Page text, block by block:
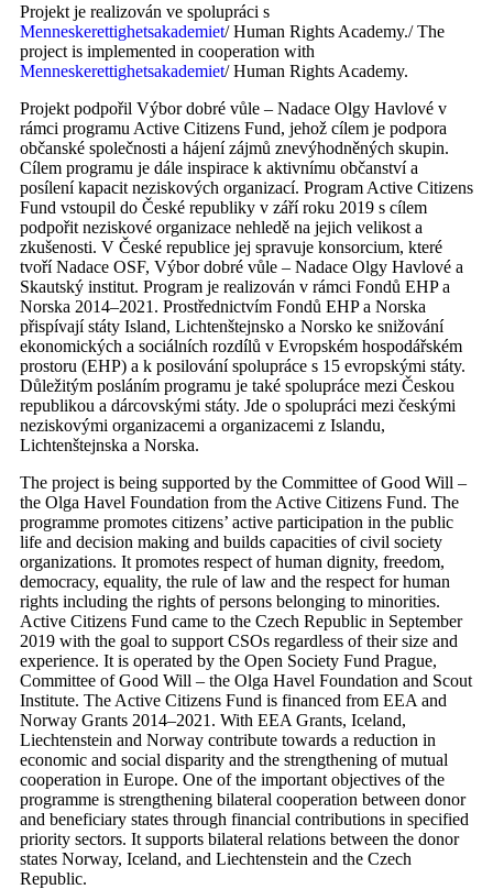
Projekt je realizován ve spolupráci s
Menneskerettighetsakademiet/ Human Rights Academy./ The
project is implemented in cooperation with
Menneskerettighetsakademiet/ Human Rights Academy.
Projekt podpořil Výbor dobré vůle – Nadace Olgy Havlové v
rámci programu Active Citizens Fund, jehož cílem je podpora
občanské společnosti a hájení zájmů znevýhodněných skupin.
Cílem programu je dále inspirace k aktivnímu občanství a
posílení kapacit neziskových organizací. Program Active Citizens
Fund vstoupil do České republiky v září roku 2019 s cílem
podpořit neziskové organizace nehledě na jejich velikost a
zkušenosti. V České republice jej spravuje konsorcium, které
tvoří Nadace OSF, Výbor dobré vůle – Nadace Olgy Havlové a
Skautský institut. Program je realizován v rámci Fondů EHP a
Norska 2014–2021. Prostřednictvím Fondů EHP a Norska
přispívají státy Island, Lichtenštejnsko a Norsko ke snižování
ekonomických a sociálních rozdílů v Evropském hospodářském
prostoru (EHP) a k posilování spolupráce s 15 evropskými státy.
Důležitým posláním programu je také spolupráce mezi Českou
republikou a dárcovskými státy. Jde o spolupráci mezi českými
neziskovými organizacemi a organizacemi z Islandu,
Lichtenštejnska a Norska.
The project is being supported by the Committee of Good Will –
the Olga Havel Foundation from the Active Citizens Fund. The
programme promotes citizens’ active participation in the public
life and decision making and builds capacities of civil society
organizations. It promotes respect of human dignity, freedom,
democracy, equality, the rule of law and the respect for human
rights including the rights of persons belonging to minorities.
Active Citizens Fund came to the Czech Republic in September
2019 with the goal to support CSOs regardless of their size and
experience. It is operated by the Open Society Fund Prague,
Committee of Good Will – the Olga Havel Foundation and Scout
Institute. The Active Citizens Fund is financed from EEA and
Norway Grants 2014–2021. With EEA Grants, Iceland,
Liechtenstein and Norway contribute towards a reduction in
economic and social disparity and the strengthening of mutual
cooperation in Europe. One of the important objectives of the
programme is strengthening bilateral cooperation between donor
and beneficiary states through financial contributions in specified
priority sectors. It supports bilateral relations between the donor
states Norway, Iceland, and Liechtenstein and the Czech
Republic.